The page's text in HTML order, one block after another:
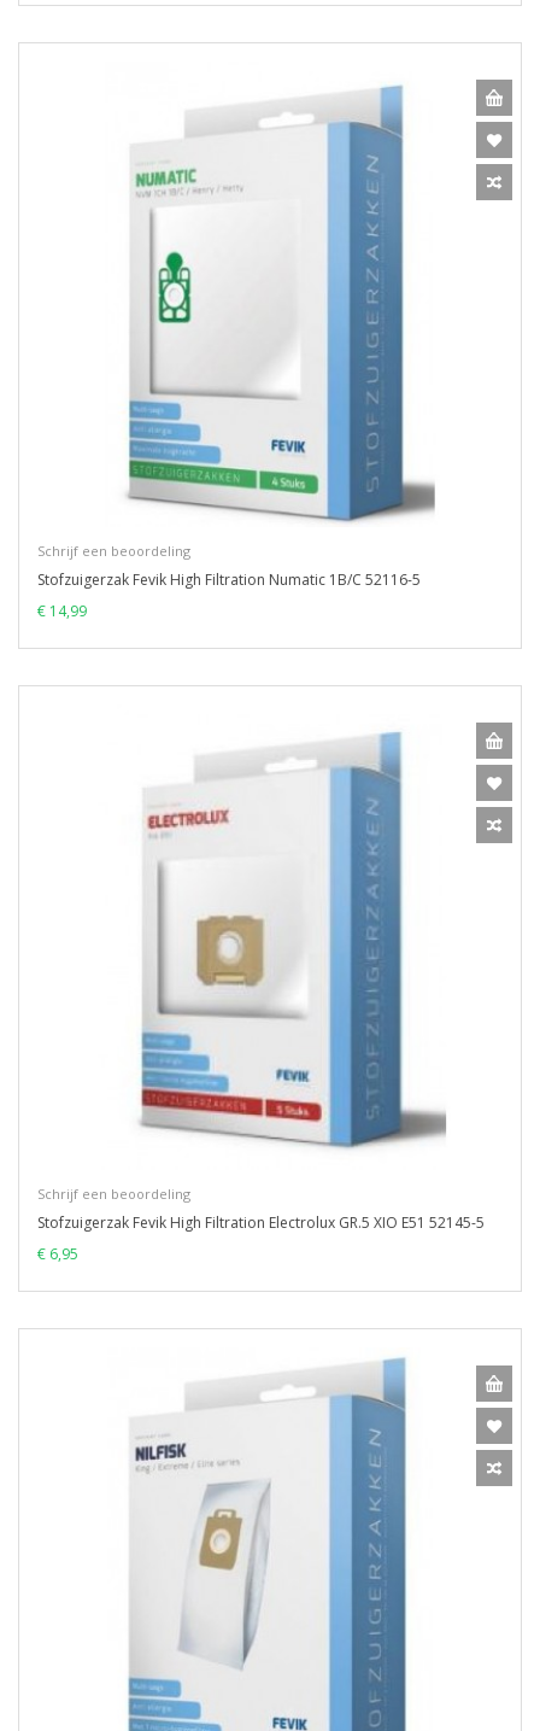
Schrijf een beoordeling
Stofzuigerzak Fevik High Filtration Numatic 1B/C 52116-5
€ 14,99
Schrijf een beoordeling
Stofzuigerzak Fevik High Filtration Electrolux GR.5 XIO E51 52145-5
€ 6,95